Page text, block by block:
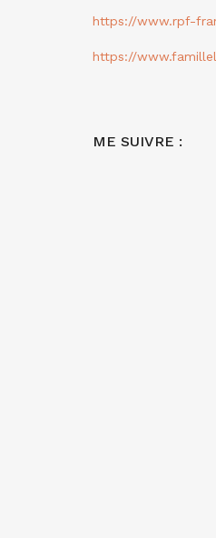
https://www.rpf-
https://
ME SUIVRE :